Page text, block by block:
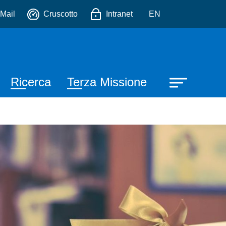
Mail Cruscotto Intranet EN
Ricerca Terza Missione